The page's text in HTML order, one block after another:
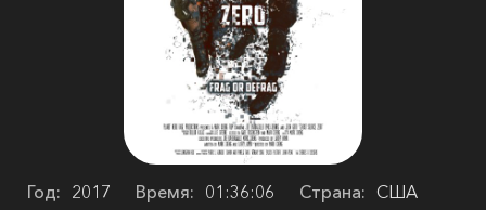
Год: 2017 Время: 01:36:06 Страна: США